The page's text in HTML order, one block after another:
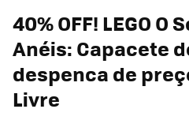
40% OFF! LEGO O
Anéis: Capacete
despenca de
Livre